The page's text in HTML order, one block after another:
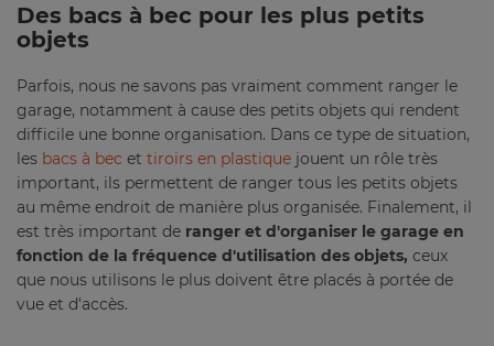
Des bacs à bec pour les plus petits
objets
Parfois, nous ne savons pas vraiment comment ranger le
garage, notamment à cause des petits objets qui rendent
difficile une bonne organisation. Dans ce type de situation,
les bacs à bec et tiroirs en plastique jouent un rôle très
important, ils permettent de ranger tous les petits objets
au même endroit de manière plus organisée. Finalement, il
est très important de ranger et d'organiser le garage en
fonction de la fréquence d'utilisation des objets, ceux
que nous utilisons le plus doivent être placés à portée de
vue et d'accès.